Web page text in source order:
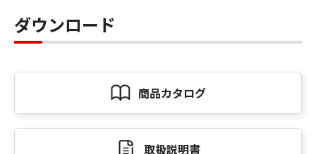
ダウンロード
商品カタログ
取扱説明書